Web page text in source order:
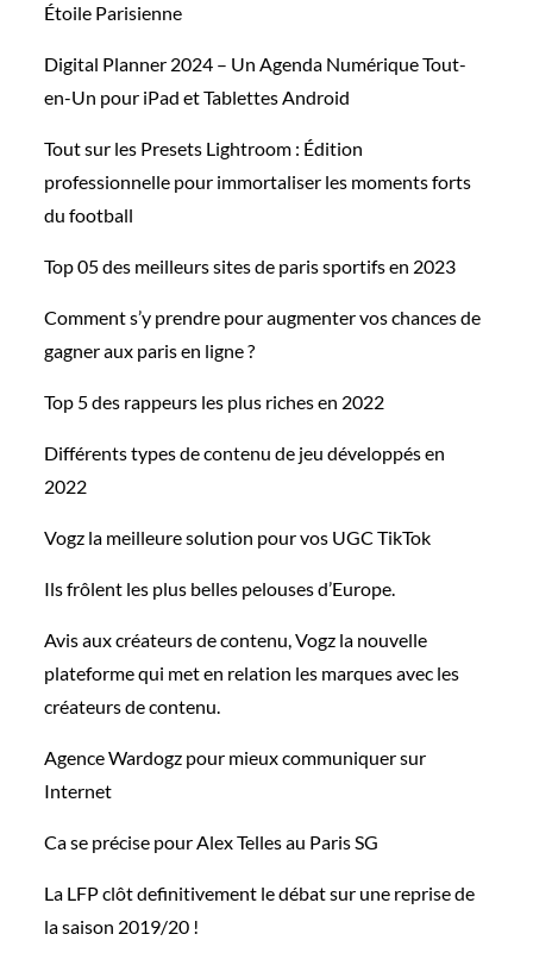
Étoile Parisienne
Digital Planner 2024 – Un Agenda Numérique Tout-
en-Un pour iPad et Tablettes Android
Tout sur les Presets Lightroom : Édition
professionnelle pour immortaliser les moments forts
du football
Top 05 des meilleurs sites de paris sportifs en 2023
Comment s’y prendre pour augmenter vos chances de
gagner aux paris en ligne ?
Top 5 des rappeurs les plus riches en 2022
Différents types de contenu de jeu développés en
2022
Vogz la meilleure solution pour vos UGC TikTok
Ils frôlent les plus belles pelouses d’Europe.
Avis aux créateurs de contenu, Vogz la nouvelle
plateforme qui met en relation les marques avec les
créateurs de contenu.
Agence Wardogz pour mieux communiquer sur
Internet
Ca se précise pour Alex Telles au Paris SG
La LFP clôt definitivement le débat sur une reprise de
la saison 2019/20 !